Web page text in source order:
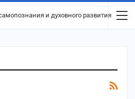
и духовного развития